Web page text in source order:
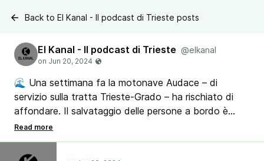
Back to El Kanal - Il podcast di Trieste posts
El Kanal - Il podcast di Trieste @elkanal
🌊 Una settimana fa la motonave Audace – di
servizio sulla tratta Trieste-Grado – ha rischiato di
affondare. Il salvataggio delle persone a bordo è
andato a buon fine, ma si porta dietro un mare di
interrogativi